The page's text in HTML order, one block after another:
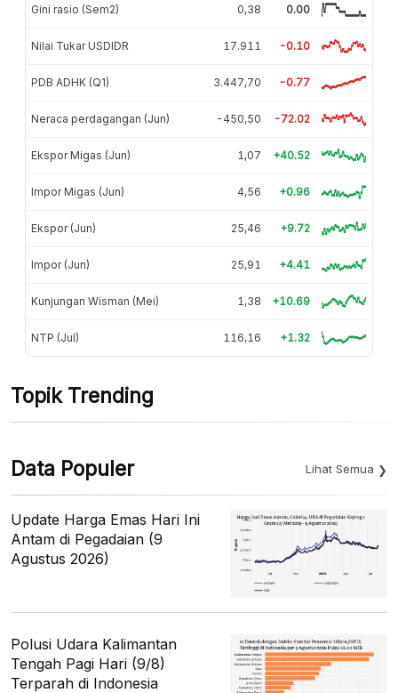
Gini rasio (Sem2) 0,38 0.00
Nilai Tukar USDIDR 17.911 -0.10
PDB ADHK (Q1) 3.447,70 -0.77
Neraca perdagangan (Jun) -450,50 -72.02
Ekspor Migas (Jun) 1,07 +40.52
Impor Migas (Jun) 4,56 +0.96
Ekspor (Jun) 25,46 +9.72
Impor (Jun) 25,91 +4.41
Kunjungan Wisman (Mei) 1,38 +10.69
NTP (Jul) 116,16 +1.32
Topik Trending
Data Populer Lihat Semua
Update Harga Emas Hari Ini
Antam di Pegadaian (9
Agustus 2026)
Polusi Udara Kalimantan
Tengah Pagi Hari (9/8)
Terparah di Indonesia